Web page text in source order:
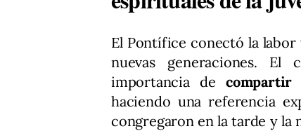
El Pontífice conectó la labor
nuevas generaciones. El
importancia decompartir
haciendo una referencia
congregaron en la tarde y la